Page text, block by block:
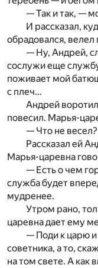
— Так и так, —
И рассказал,
обрадовался, велел
— Ну, Андрей,
сослужи еще
поживает мой
с плеч…
Андрей
повесил. Марья-
— Что не
Рассказал ей
Марья-царевна
— Есть о чем
служба будет
мудренее.
Утром рано,
царевна дает ему
— Поди к царю и
советника, а то,
на том свете. А как